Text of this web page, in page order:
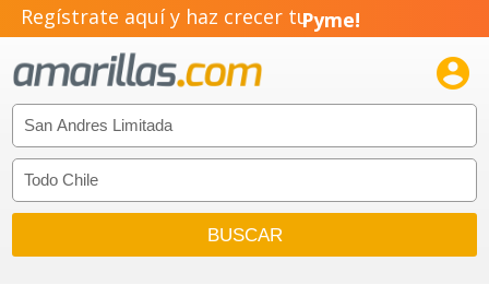
Regístrate aquí y haz crecer tuPyme!
Emprendimiento!
